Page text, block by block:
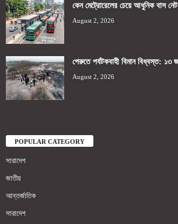
কেন মেট্রোরেলের চেয়ে আধুনিক বাস
August 2, 2026
পেরুতে পর্যটকবাহী বিমান বিধ্বস্ত: ১৩
August 2, 2026
POPULAR CATEGORY
সারাদেশ
জাতীয়
আন্তর্জাতিক
সারাদেশ